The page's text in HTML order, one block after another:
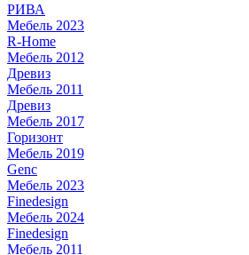
РИВА
Мебель 2023
R-Home
Мебель 2012
Древиз
Мебель 2011
Древиз
Мебель 2017
Горизонт
Мебель 2019
Genc
Мебель 2023
Finedesign
Мебель 2024
Finedesign
Мебель 2011